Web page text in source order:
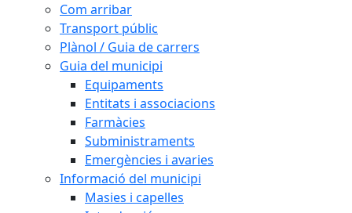
Com arribar
Transport públic
Plànol / Guia de carrers
Guia del municipi
Equipaments
Entitats i associacions
Farmàcies
Subministraments
Emergències i avaries
Informació del municipi
Masies i capelles